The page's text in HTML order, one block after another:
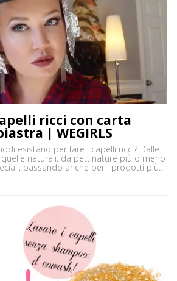
ricci con carta
| WEGIRLS
esistano per fare i capelli ricci? Dalle
naturali, da pettinature più o meno
passando anche per i prodotti più
ricci è uno must, ancor di più in estate,
belle selvagge. Ci sono tanti modi […]